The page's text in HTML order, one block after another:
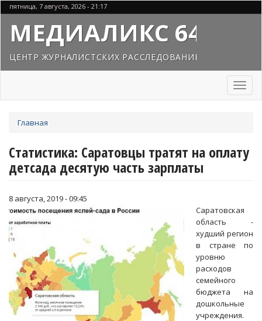
Перейти
к
основному
содержанию
пятница, 7 августа, 2026 - 21:17
МЕДИАЛИКС 64
ЦЕНТР ЖУРНАЛИСТСКИХ РАССЛЕДОВАНИЙ
Toggle
здесь
Главная
Статистика: Саратовцы тратят на оплату
детсада десятую часть зарплаты
8 августа, 2019 - 09:45
Саратовская
область -
худший регион
в стране по
уровню
расходов
семейного
бюджета на
дошкольные
учреждения.